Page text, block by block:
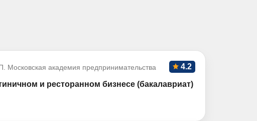
Московская академия предпринимательства 4.2
и ресторанном бизнесе (бакалавриат)